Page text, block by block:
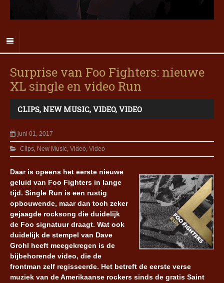
Surprise van Foo Fighters: nieuwe
XL single en video Run
CLIPS, NEW MUSIC, VIDEO, VIDEO
juni 01, 2017
Clips, New Music, Video, Video
Daar is opeens het eerste nieuwe
geluid van Foo Fighters in lange
tijd. Single Run is een rustig
opbouwende, maar dan toch zeker
gejaagde rocksong die duidelijk
de Foo signatuur draagt. Wat ook
duidelijk de stempel van Dave
Grohl heeft meegekregen is de
bijbehorende video, die de
frontman zelf regisseerde. Het betreft de eerste verse
muziek van de Amerikaanse rockers sinds de gratis Saint